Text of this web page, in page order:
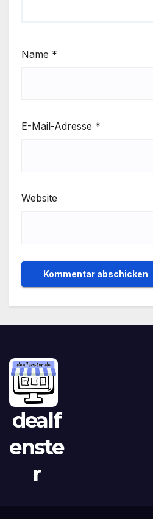
Name *
E-Mail-Adresse *
Website
dealf
enste
r